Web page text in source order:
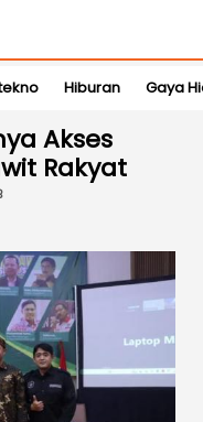
Hiburan Gaya
Akses
Rakyat